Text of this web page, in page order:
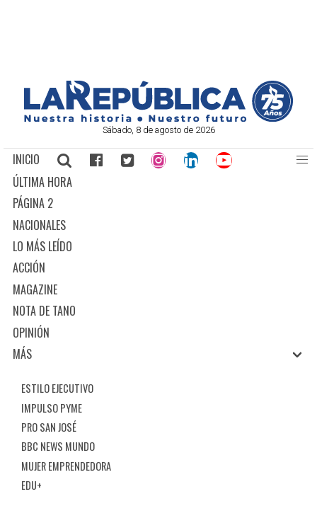
Sábado, 8 de agosto de 2026
INICIO
ÚLTIMA HORA
PÁGINA 2
NACIONALES
LO MÁS LEÍDO
ACCIÓN
MAGAZINE
NOTA DE TANO
OPINIÓN
MÁS
ESTILO EJECUTIVO
IMPULSO PYME
PRO SAN JOSÉ
BBC NEWS MUNDO
MUJER EMPRENDEDORA
EDU+